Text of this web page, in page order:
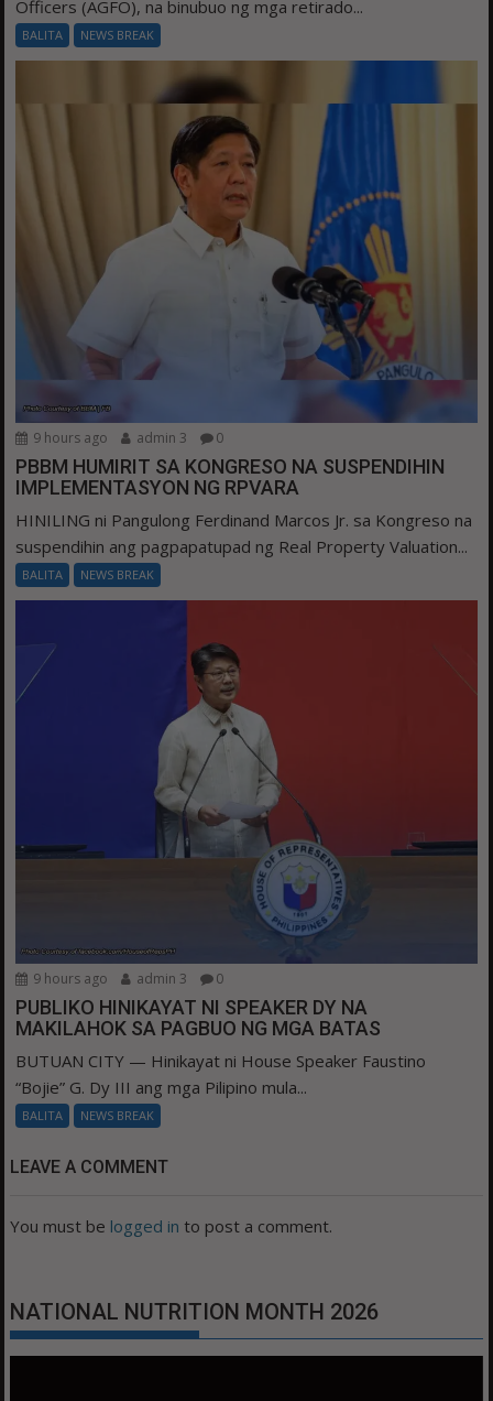
Officers (AGFO), na binubuo ng mga retirado...
BALITA NEWS BREAK
9 hours ago admin 3 0
PBBM HUMIRIT SA KONGRESO NA SUSPENDIHIN
IMPLEMENTASYON NG RPVARA
HINILING ni Pangulong Ferdinand Marcos Jr. sa Kongreso na
suspendihin ang pagpapatupad ng Real Property Valuation...
BALITA NEWS BREAK
9 hours ago admin 3 0
PUBLIKO HINIKAYAT NI SPEAKER DY NA
MAKILAHOK SA PAGBUO NG MGA BATAS
BUTUAN CITY — Hinikayat ni House Speaker Faustino
“Bojie” G. Dy III ang mga Pilipino mula...
BALITA NEWS BREAK
LEAVE A COMMENT
You must be logged in to post a comment.
NATIONAL NUTRITION MONTH 2026